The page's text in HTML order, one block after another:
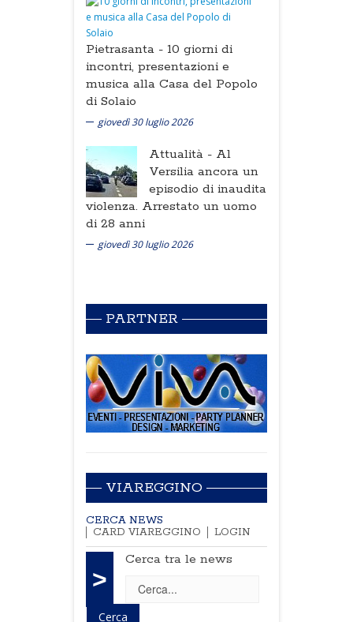
Pietrasanta - 10 giorni di
incontri, presentazioni e
musica alla Casa del Popolo
di Solaio
giovedì 30 luglio 2026
Attualità - Al
Versilia ancora un
episodio di inaudita
violenza. Arrestato un uomo
di 28 anni
giovedì 30 luglio 2026
PARTNER
VIAREGGINO
CERCA NEWS
CARD VIAREGGINO
LOGIN
>
Cerca tra le news